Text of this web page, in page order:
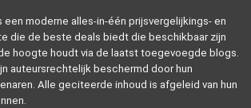
een moderne alles-in-één prijsvergelijkings- en
die de beste deals biedt die beschikbaar zijn
hoogte houdt via de laatst toegevoegde blogs.
auteursrechtelijk beschermd door hun
Alle geciteerde inhoud is afgeleid van hun